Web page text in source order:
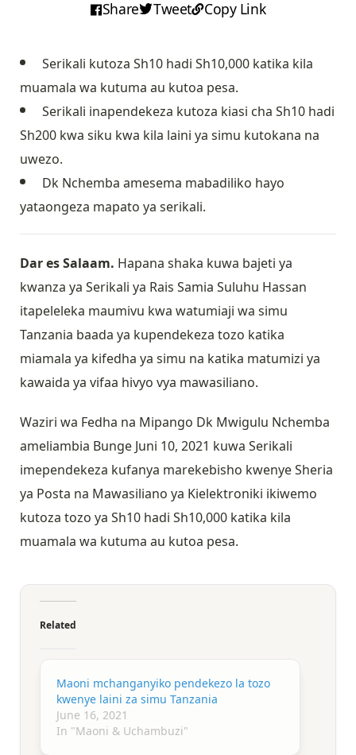
Share
Tweet Copy Link
Serikali kutoza Sh10 hadi Sh10,000 katika kila
muamala wa kutuma au kutoa pesa.
Serikali inapendekeza kutoza kiasi cha Sh10 hadi
Sh200 kwa siku kwa kila laini ya simu kutokana na
uwezo.
Dk Nchemba amesema mabadiliko hayo
yataongeza mapato ya serikali.
Dar es Salaam. Hapana shaka kuwa bajeti ya
kwanza ya Serikali ya Rais Samia Suluhu Hassan
itapeleleka maumivu kwa watumiaji wa simu
Tanzania baada ya kupendekeza tozo katika
miamala ya kifedha ya simu na katika matumizi ya
kawaida ya vifaa hivyo vya mawasiliano.
Waziri wa Fedha na Mipango Dk Mwigulu Nchemba
ameliambia Bunge Juni 10, 2021 kuwa Serikali
imependekeza kufanya marekebisho kwenye Sheria
ya Posta na Mawasiliano ya Kielektroniki ikiwemo
kutoza tozo ya Sh10 hadi Sh10,000 katika kila
muamala wa kutuma au kutoa pesa.
Related
Maoni mchanganyiko pendekezo la tozo
kwenye laini za simu Tanzania
June 16, 2021
In "Maoni & Uchambuzi"